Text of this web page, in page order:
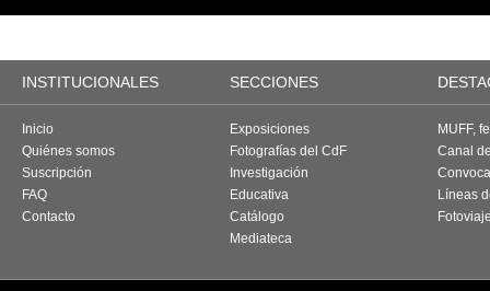
INSTITUCIONALES SECCIONES
Inicio
Quiénes somos
Suscripción
FAQ
Contacto
Exposiciones
Fotografías del CdF
Investigación
Educativa
Catálogo
Mediateca
MUFF,
Canal
Líneas